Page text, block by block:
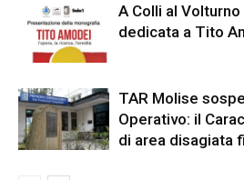
A Colli al
dedicata a Tito
TAR Molise
Operativo: il
di area disagiata